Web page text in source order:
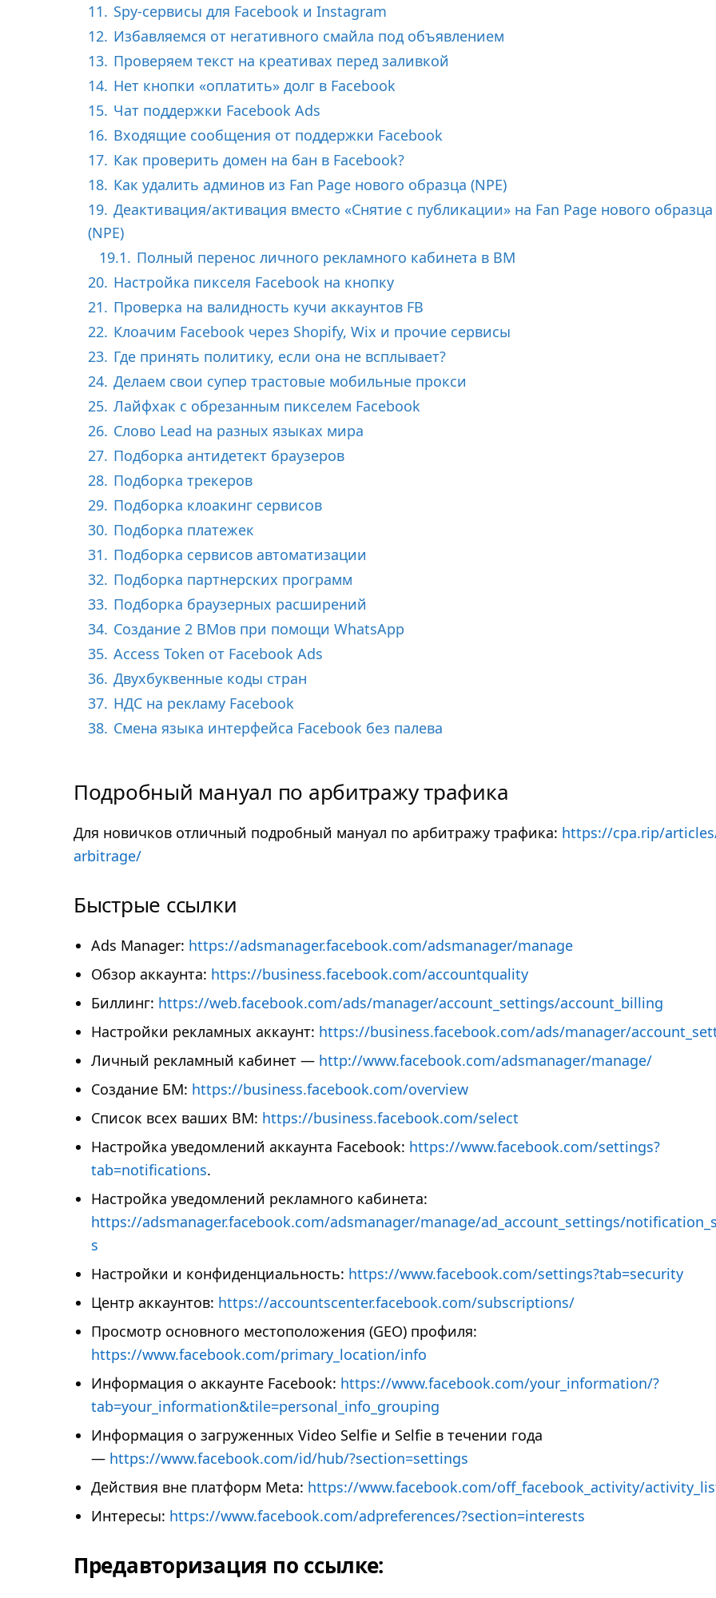
11. Spy-сервисы для Facebook и Instagram
12. Избавляемся от негативного смайла под объявлением
13. Проверяем текст на креативах перед заливкой
14. Нет кнопки «оплатить» долг в Facebook
15. Чат поддержки Facebook Ads
16. Входящие сообщения от поддержки Facebook
17. Как проверить домен на бан в Facebook?
18. Как удалить админов из Fan Page нового образца (NPE)
19. Деактивация/активация вместо «Снятие с публикации» на Fan Page нового образца
(NPE)
19.1. Полный перенос личного рекламного кабинета в BM
20. Настройка пикселя Facebook на кнопку
21. Проверка на валидность кучи аккаунтов FB
22. Клоачим Faсebook через Shopify, Wix и прочие сервисы
23. Где принять политику, если она не всплывает?
24. Делаем свои супер трастовые мобильные прокси
25. Лайфхак с обрезанным пикселем Facebook
26. Слово Lead на разных языках мира
27. Подборка антидетект браузеров
28. Подборка трекеров
29. Подборка клоакинг сервисов
30. Подборка платежек
31. Подборка сервисов автоматизации
32. Подборка партнерских программ
33. Подборка браузерных расширений
34. Создание 2 BMов при помощи WhatsApp
35. Access Token от Facebook Ads
36. Двухбуквенные коды стран
37. НДС на рекламу Facebook
38. Смена языка интерфейса Facebook без палева
Подробный мануал по арбитражу трафика
Для новичков отличный подробный мануал по арбитражу трафика: https://cpa.rip/
arbitrage/
Быстрые ссылки
Ads Manager: https://adsmanager.facebook.com/adsmanager/manage
Обзор аккаунта: https://business.facebook.com/accountquality
Биллинг: https://web.facebook.com/ads/manager/account_settings/account_billing
Настройки рекламных аккаунт: https://business.facebook.com/ads/manager/
Личный рекламный кабинет — http://www.facebook.com/adsmanager/manage/
Создание БМ: https://business.facebook.com/overview
Список всех ваших BM: https://business.facebook.com/select
Настройка уведомлений аккаунта Facebook: https://www.facebook.com/settings?
tab=notifications.
Настройка уведомлений рекламного кабинета:
https://adsmanager.facebook.com/adsmanager/manage/ad_account_settings/
s
Настройки и конфиденциальность: https://www.facebook.com/settings?tab=security
Центр аккаунтов: https://accountscenter.facebook.com/subscriptions/
Просмотр основного местоположения (GEO) профиля:
https://www.facebook.com/primary_location/info
Информация о аккаунте Facebook: https://www.facebook.com/your_information/?
tab=your_information&tile=personal_info_grouping
Информация о загруженных Video Selfie и Selfie в течении года
— https://www.facebook.com/id/hub/?section=settings
Действия вне платформ Meta: https://www.facebook.com/off_facebook_activity/
Интересы: https://www.facebook.com/adpreferences/?section=interests
Предавторизация по ссылке: